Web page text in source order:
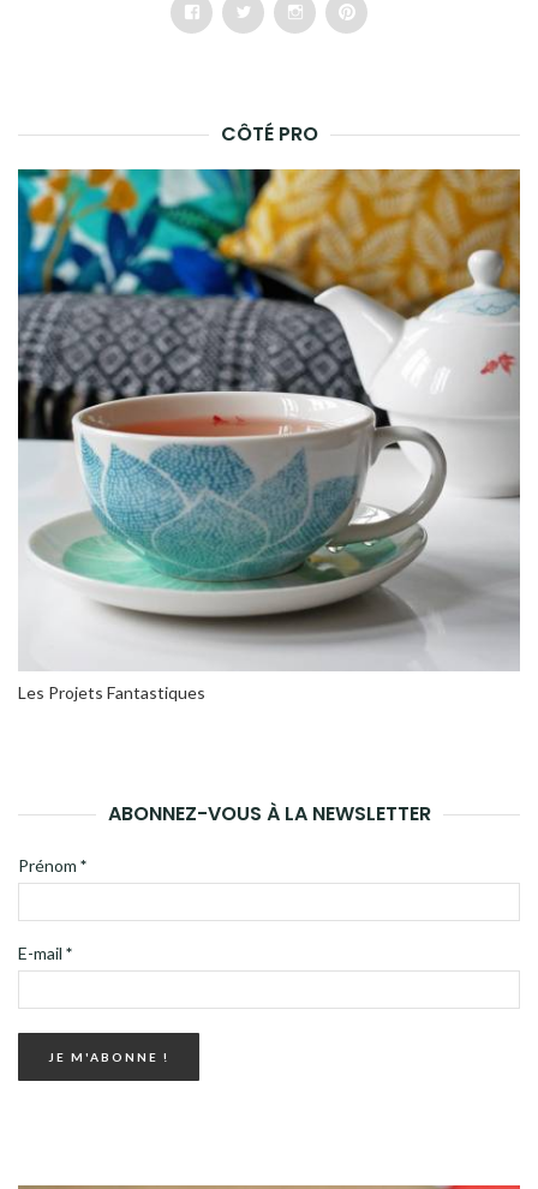
FacebookTwitterInstagramPinterest
CÔTÉ PRO
Les Projets Fantastiques
ABONNEZ-VOUS À LA NEWSLETTER
Prénom *
E-mail *